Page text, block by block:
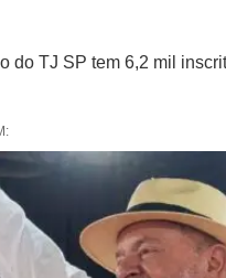
do TJ SP tem 6,2 mil